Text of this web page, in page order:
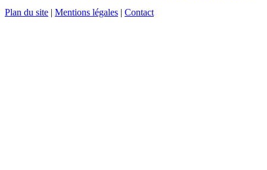
Plan du site | Mentions légales | Contact